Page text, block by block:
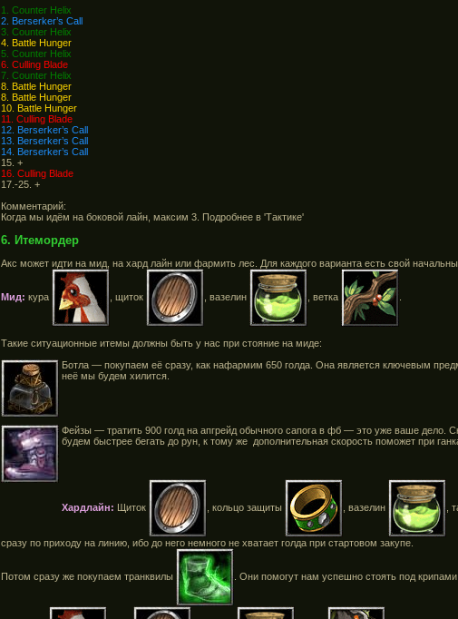
1. Counter Helix
2. Berserker’s Call
3. Counter Helix
4. Battle Hunger
5. Counter Helix
6. Culling Blade
7. Counter Helix
8. Battle Hunger
8. Battle Hunger
10. Battle Hunger
11. Culling Blade
12. Berserker’s Call
13. Berserker’s Call
14. Berserker’s Call
15. +
16. Culling Blade
17.-25. +
Комментарий:
Когда мы идём на боковой лайн, максим 3. Подробнее в 'Тактике'
6. Итемордер
Акс может идти на мид, на хард лайн или фармить лес. Для каждого варианта есть свой
Мид: кура , щиток , вазелин , ветка
Такие ситуационные итемы должны быть у нас при стояние на миде:
Ботла — покупаем её сразу, как нафармим 650 голда. Она является ключевым
неё мы будем хилится.
Фейзы — тратить 900 голд на апгрейд обычного сапога в фб — это уже ваше дело.
будем быстрее бегать до рун, к тому же дополнительная скорость поможет при
Хардлайн: Щиток , кольцо защиты , вазелин ,
сразу по приходу на линию, ибо до него немного не хватает голда при стартовом закупе.
Потом сразу же покупаем транквилы . Они помогут нам успешно стоять под